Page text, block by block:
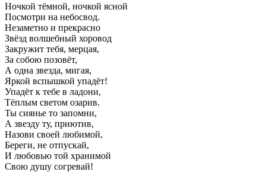
Ночкой тёмной, ночкой ясной
Посмотри на небосвод.
Незаметно и прекрасно
Звёзд волшебный хоровод
Закружит тебя, мерцая,
За собою позовёт,
А одна звезда, мигая,
Яркой вспышкой упадёт!
Упадёт к тебе в ладони,
Тёплым светом озарив.
Ты сиянье то запомни,
А звезду ту, приютив,
Назови своей любимой,
Береги, не отпускай,
И любовью той хранимой
Свою душу согревай!